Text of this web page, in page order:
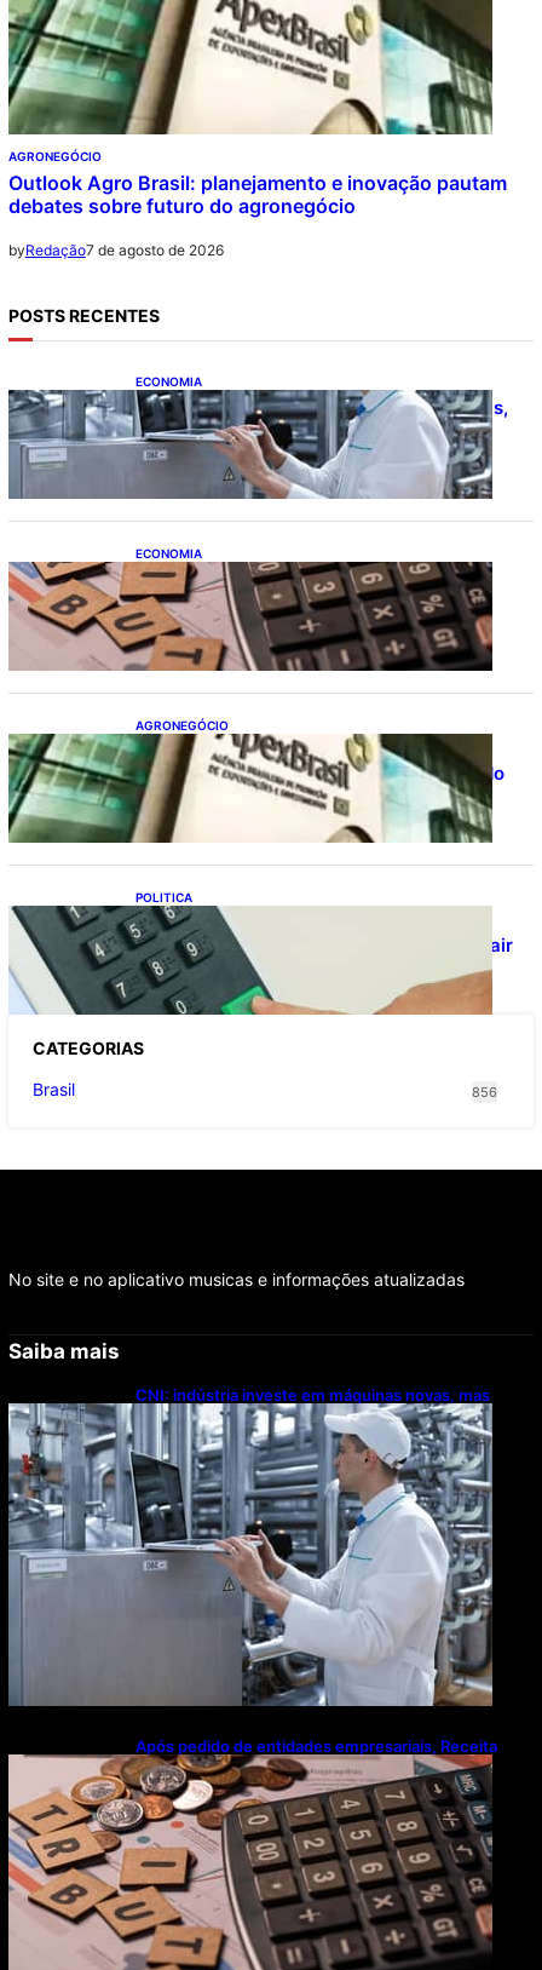
AGRONEGÓCIO
Outlook Agro Brasil: planejamento e inovação pautam
debates sobre futuro do agronegócio
byRedação7 de agosto de 2026
POSTS RECENTES
ECONOMIA
CNI: indústria investe em máquinas novas,
mas modernização tecnológica avança
lentamente
ECONOMIA
Após pedido de entidades empresariais,
Receita flexibiliza regras da Reforma
Tributária
AGRONEGÓCIO
Outlook Agro Brasil: planejamento e
inovação pautam debates sobre futuro do
agronegócio
POLITICA
Viracasacas? Em 2022, 259 municípios
votaram mais em Lula no 1º turno e em Jair
no 2º
CATEGORIAS
Brasil
856
No site e no aplicativo musicas e informações atualizadas
Saiba mais
CNI: indústria investe em máquinas novas, mas
modernização tecnológica avança lentamente
Após pedido de entidades empresariais, Receita
flexibiliza regras da Reforma Tributária